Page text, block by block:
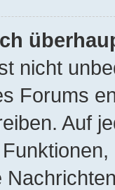
nicht
Forums
Auf